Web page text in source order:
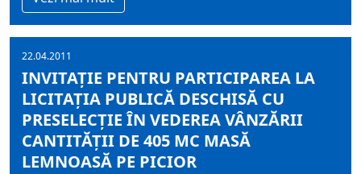
22.04.2011
INVITAŢIE PENTRU PARTICIPAREA LA
LICITAŢIA PUBLICĂ DESCHISĂ CU
PRESELECŢIE ÎN VEDEREA VÂNZĂRII
CANTITĂŢII DE 405 MC MASĂ
LEMNOASĂ PE PICIOR